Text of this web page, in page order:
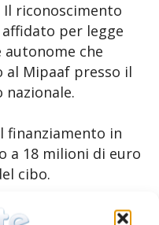
Il riconoscimento
per legge
autonome che
al Mipaaf presso il
finanziamento in
a 18 milioni di euro
cibo.
superasse la